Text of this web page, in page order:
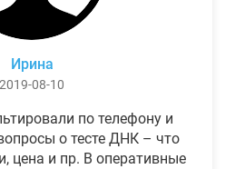
Ирина
2019-08-10
по телефону и
о тесте ДНК – что
цена и пр. В оперативные